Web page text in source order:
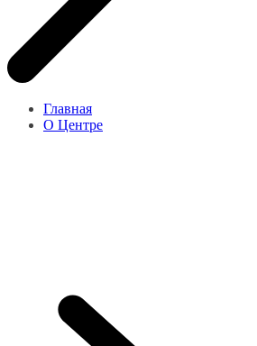
Главная
О Центре